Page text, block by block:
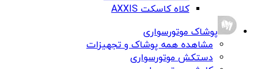
کلاه کاسکت AXXIS
پوشاک موتورسواری
مشاهده همه پوشاک و تجهیزات
دستکش موتورسواری